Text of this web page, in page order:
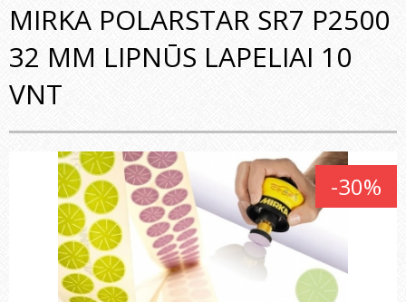
MIRKA POLARSTAR SR7 P2500
32 MM LIPNŪS LAPELIAI 10
VNT
-30%